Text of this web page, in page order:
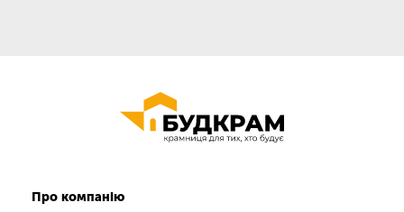
Про компанію